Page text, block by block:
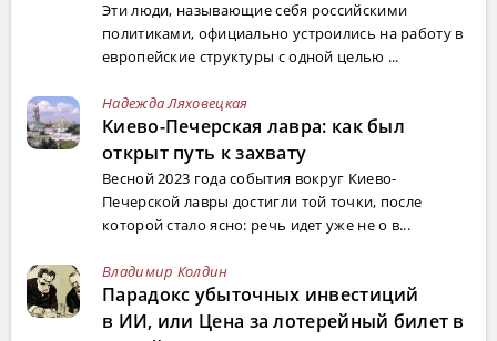
Эти люди, называющие себя российскими
политиками, официально устроились на работу в
европейские структуры с одной целью ...
Надежда Ляховецкая
Киево-Печерская лавра: как был
открыт путь к захвату
Весной 2023 года события вокруг Киево-
Печерской лавры достигли той точки, после
которой стало ясно: речь идет уже не о в...
Владимир Колдин
Парадокс убыточных инвестиций
в ИИ, или Цена за лотерейный билет в